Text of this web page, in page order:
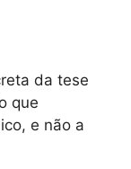
da tese
que
e não a